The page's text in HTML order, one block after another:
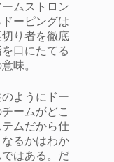
ムストロン
ーピングは
り者を徹底
口にたてる
味。
ようにドー
ームがどこ
ムだから仕
るかはわか
はある。だ